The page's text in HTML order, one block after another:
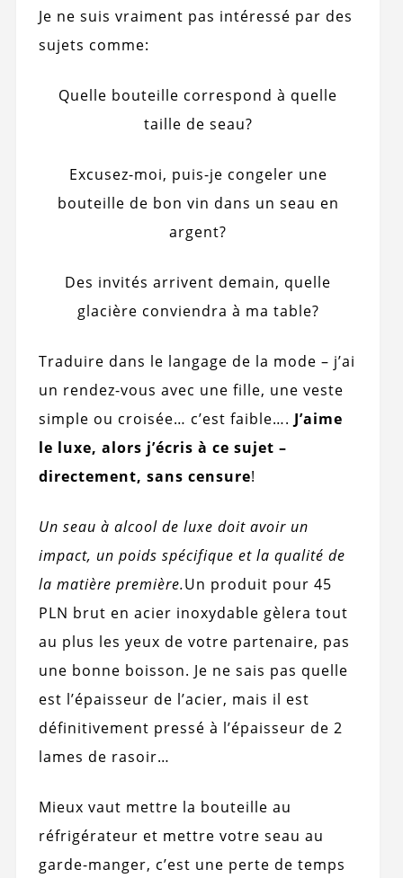
Je ne suis vraiment pas intéressé par des
sujets comme:
Quelle bouteille correspond à quelle
taille de seau?
Excusez-moi, puis-je congeler une
bouteille de bon vin dans un seau en
argent?
Des invités arrivent demain, quelle
glacière conviendra à ma table?
Traduire dans le langage de la mode – j’ai
un rendez-vous avec une fille, une veste
simple ou croisée… c’est faible…. J’aime
le luxe, alors j’écris à ce sujet –
directement, sans censure!
Un seau à alcool de luxe doit avoir un
impact, un poids spécifique et la qualité de
la matière première.Un produit pour 45
PLN brut en acier inoxydable gèlera tout
au plus les yeux de votre partenaire, pas
une bonne boisson. Je ne sais pas quelle
est l’épaisseur de l’acier, mais il est
définitivement pressé à l’épaisseur de 2
lames de rasoir…
Mieux vaut mettre la bouteille au
réfrigérateur et mettre votre seau au
garde-manger, c’est une perte de temps